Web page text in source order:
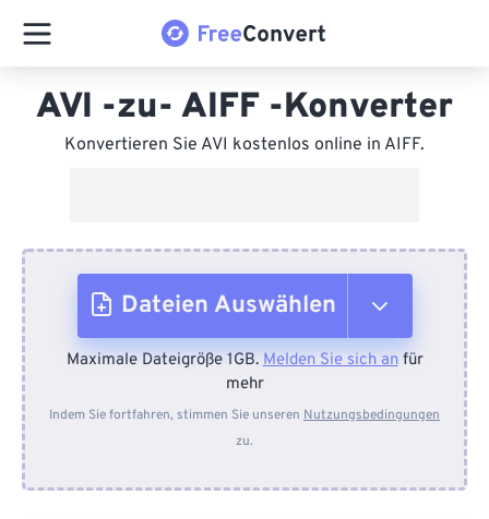
AVI -zu- AIFF -Konverter
Konvertieren Sie AVI kostenlos online in AIFF.
Dateien Auswählen
Vom Gerät
Von Dropbox
Maximale Dateigröße 1GB.Melden Sie sich anfür
mehr
Indem Sie fortfahren, stimmen Sie unseren Nutzungsbedingungen
zu.